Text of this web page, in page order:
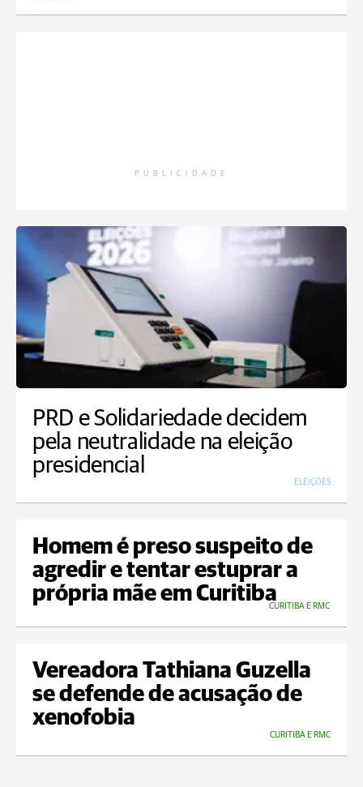
PUBLICIDADE
PRD e Solidariedade decidem
pela neutralidade na eleição
presidencial
ELEIÇÕES
Homem é preso suspeito de
agredir e tentar estuprar a
própria mãe em Curitiba
CURITIBA E RMC
Vereadora Tathiana Guzella
se defende de acusação de
xenofobia
CURITIBA E RMC